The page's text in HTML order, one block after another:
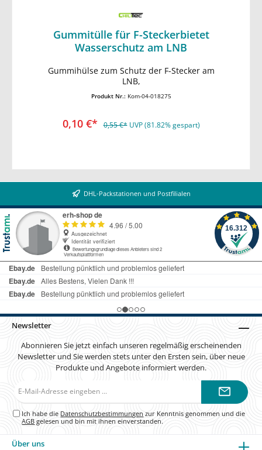
Gummitülle für F-Steckerbietet
Wasserschutz am LNB
Gummihülse zum Schutz der F-Stecker am
LNB,
Produkt Nr.: Kom-04-018275
0,10 €* 0,55 €* UVP (81.82% gespart)
In den Warenkorb
DHL-Packstationen und Postfilialen
Newsletter
Abonnieren Sie jetzt einfach unseren regelmäßig erscheinenden
Newsletter und Sie werden stets unter den Ersten sein, über neue
Produkte und Angebote informiert werden.
Ich habe die Datenschutzbestimmungen zur Kenntnis genommen und die
AGB gelesen und bin mit ihnen einverstanden.
Über uns